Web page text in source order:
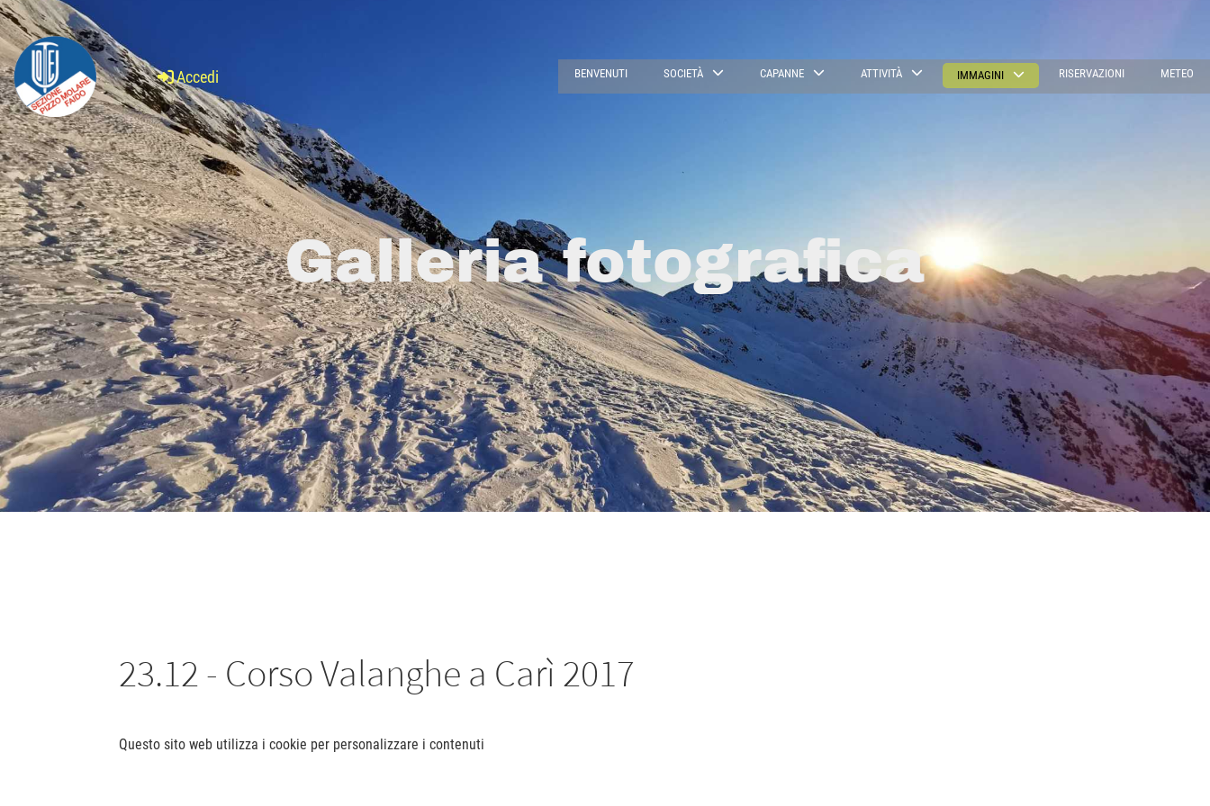
BENVENUTI SOCIETÀ CAPANNE ATTIVITÀ IMMAGINI RISERVAZIONI METEO
Accedi
Galleria fotografica
23.12 - Corso Valanghe a Carì 2017
Questo sito web utilizza i cookie per personalizzare i contenuti